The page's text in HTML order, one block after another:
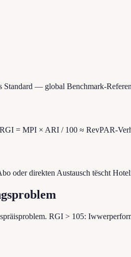
— global Benchmark-
= MPI × ARI / 100 ≈ RevPAR-
oder direkten Austausch tëscht
RGI > 105: